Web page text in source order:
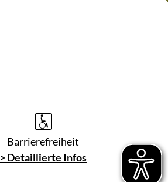
Barrierefreiheit
> Detaillierte Infos